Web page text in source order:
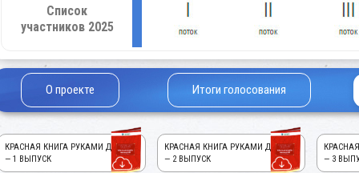
Список
участников 2025
О проекте Итоги голосования
КРАСНАЯ КНИГА РУКАМИ ДЕТЕЙ!
— 1 ВЫПУСК
КРАСНАЯ КНИГА РУКАМИ ДЕТЕЙ!
— 2 ВЫПУСК
— 3